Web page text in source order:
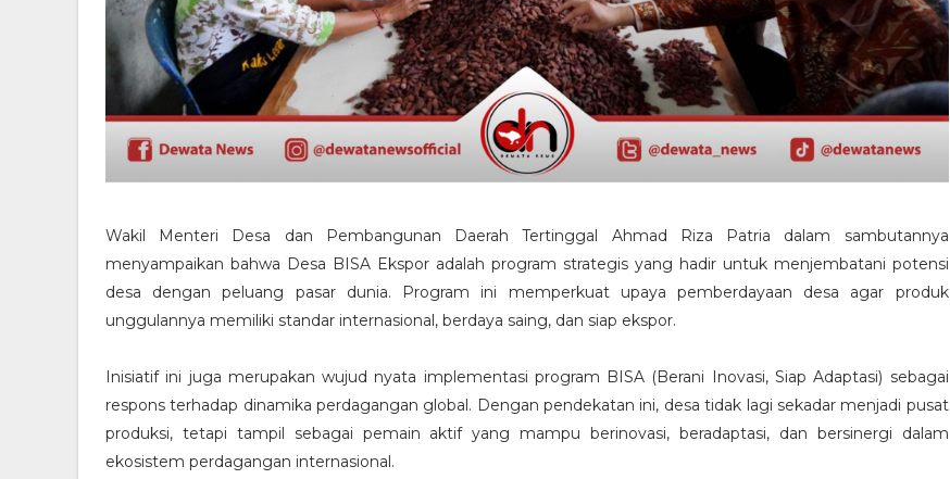
Wakil Menteri Desa dan Pembangunan Daerah Tertinggal Ahmad Riza Patria dalam sambutannya
menyampaikan bahwa Desa BISA Ekspor adalah program strategis yang hadir untuk menjembatani potensi
desa dengan peluang pasar dunia. Program ini memperkuat upaya pemberdayaan desa agar produk
unggulannya memiliki standar internasional, berdaya saing, dan siap ekspor.
Inisiatif ini juga merupakan wujud nyata implementasi program BISA (Berani Inovasi, Siap Adaptasi) sebagai
respons terhadap dinamika perdagangan global. Dengan pendekatan ini, desa tidak lagi sekadar menjadi pusat
produksi, tetapi tampil sebagai pemain aktif yang mampu berinovasi, beradaptasi, dan bersinergi dalam
ekosistem perdagangan internasional.